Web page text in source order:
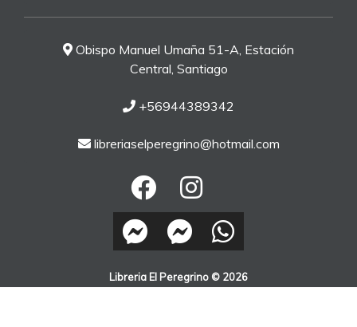
Obispo Manuel Umaña 51-A, Estación
Central, Santiago
+56944389342
libreriaselperegrino@hotmail.com
Libreria El Peregrino © 2026